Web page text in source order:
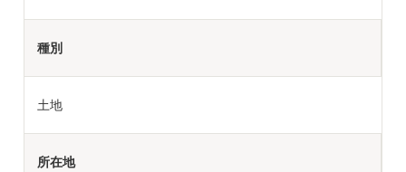
種別
土地
所在地